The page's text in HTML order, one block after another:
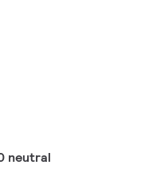
neutral